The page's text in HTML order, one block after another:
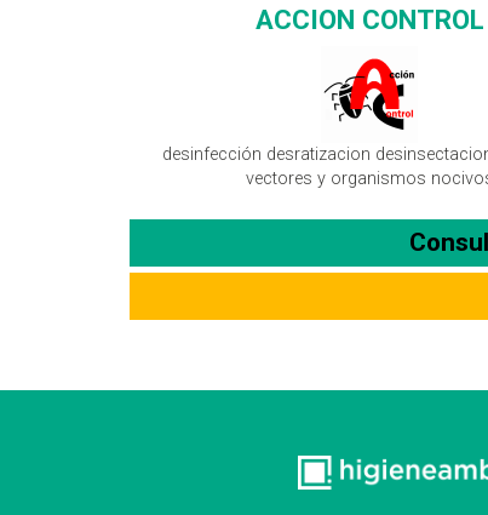
ACCION CONTROL
desinfección desratizacion
vectores y organismos